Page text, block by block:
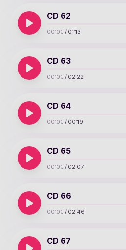
CD 62
00:00 / 01:13
CD 63
00:00 / 02:22
CD 64
00:00 / 00:19
CD 65
00:00 / 02:07
CD 66
00:00 / 02:46
CD 67